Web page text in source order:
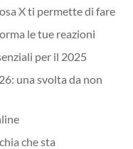
X ti permette di fare
le tue reazioni
per il 2025
una svolta da non
che sta